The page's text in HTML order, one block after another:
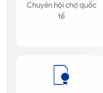
Chuyên hội chợ quốc
tế